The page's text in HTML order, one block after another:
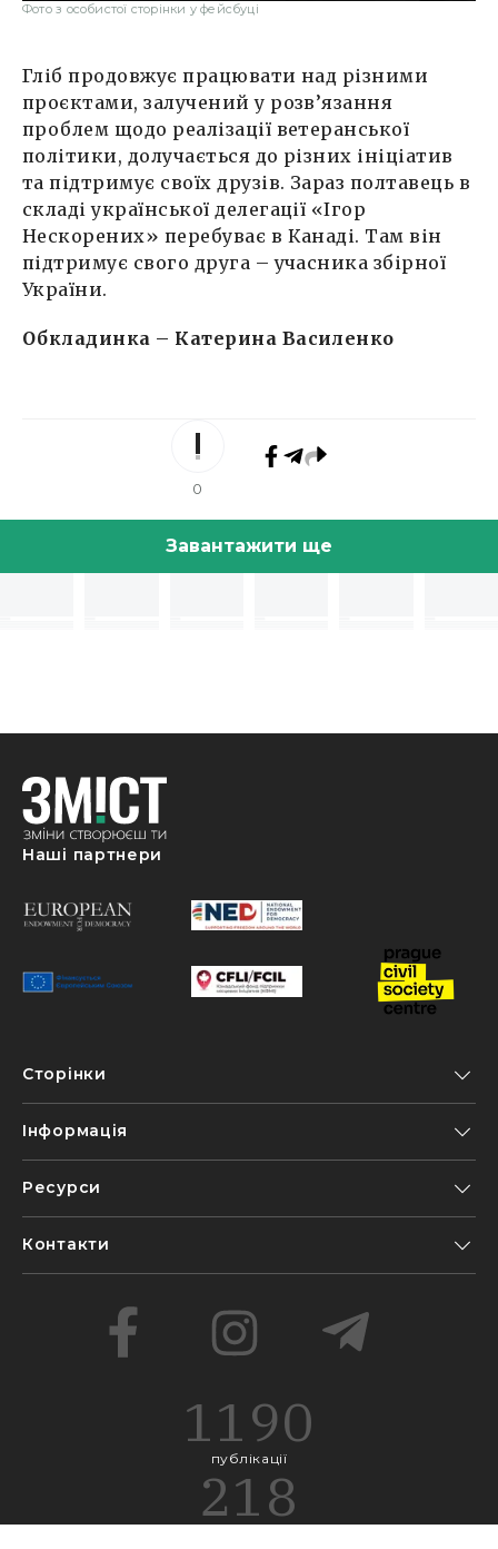
Фото з особистої сторінки у фейсбуці
Гліб продовжує працювати над різними
проєктами, залучений у розв’язання
проблем щодо реалізації ветеранської
політики, долучається до різних ініціатив
та підтримує своїх друзів. Зараз полтавець в
складі української делегації «Ігор
Нескорених» перебуває в Канаді. Там він
підтримує свого друга – учасника збірної
України.
Обкладинка – Катерина Василенко
0
Завантажити ще
Наші партнери
Сторінки
Інформація
Ресурси
Контакти
1190
публікації
218